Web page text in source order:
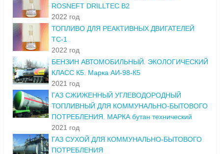
ROSNEFT DRILLTEC B2
2022 год
ТОПЛИВО ДЛЯ РЕАКТИВНЫХ ДВИГАТЕЛЕЙ
ТС-1
2022 год
БЕНЗИН АВТОМОБИЛЬНЫЙ. ЭКОЛОГИЧЕСКИЙ
КЛАСС К5. Марка АИ-98-К5
2021 год
ГАЗ СЖИЖЕННЫЙ УГЛЕВОДОРОДНЫЙ
ТОПЛИВНЫЙ ДЛЯ КОММУНАЛЬНО-БЫТОВОГО
ПОТРЕБЛЕНИЯ. МАРКА бутан технический
2021 год
ГАЗ СУХОЙ ДЛЯ КОММУНАЛЬНО-БЫТОВОГО
ПОТРЕБЛЕНИЯ